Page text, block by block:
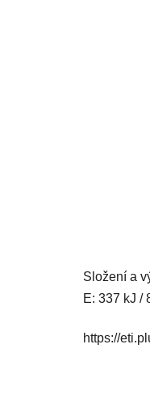
Složení a
E: 337 kJ /
https://